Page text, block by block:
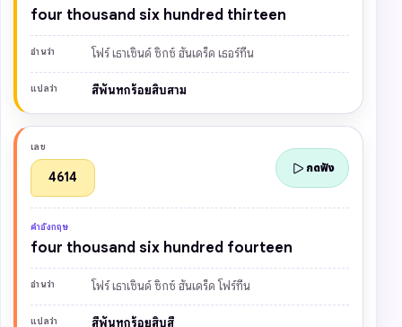
four thousand six hundred thirteen
อ่านว่า โฟร์ เธาเซินด์ ซิกซ์ ฮันเดร็ด เธอร์ทีน
แปลว่า สี่พันหกร้อยสิบสาม
เลข
4614
คำอังกฤษ
four thousand six hundred fourteen
อ่านว่า โฟร์ เธาเซินด์ ซิกซ์ ฮันเดร็ด โฟร์ทีน
แปลว่า สี่พันหกร้อยสิบสี่
กดฟัง